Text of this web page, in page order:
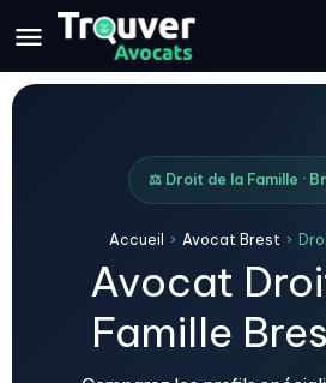
⚖️ Droit de la Famille ·
Accueil › Avocat Brest ›
Avocat
Famille